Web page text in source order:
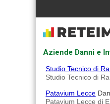
Aziende Danni e
Studio Tecnico di
Studio Tecnico di
Patavium Lecce
Patavium Lecce di